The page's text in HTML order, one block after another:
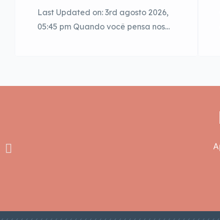
Last Updated on: 3rd agosto 2026,
05:45 pm Quando você pensa nos